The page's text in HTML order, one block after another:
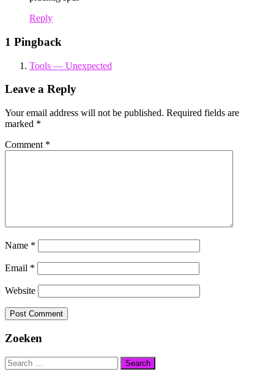
Reply
1 Pingback
Tools — Unexpected
Leave a Reply
Your email address will not be published. Required fields are
marked *
Comment *
Name *
Email *
Website
Zoeken
Search
for: